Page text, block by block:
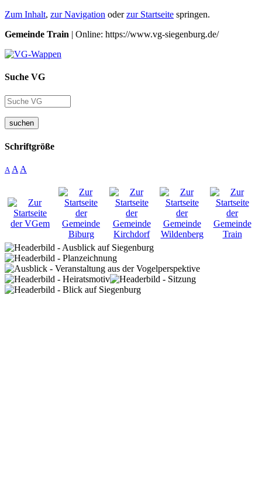
Zum Inhalt, zur Navigation oderzur Startseite springen.
Gemeinde Train | Online: https://www.vg-siegenburg.de/
Suche VG
suchen
Schriftgröße
A A A